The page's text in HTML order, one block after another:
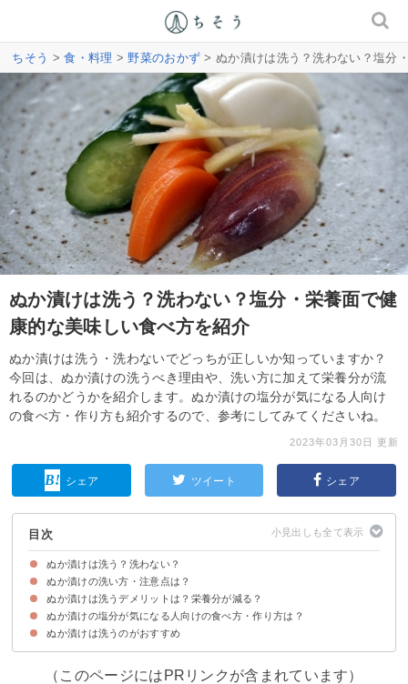
ちそう >食・料理 >野菜のおかず > ぬか漬けは洗う？洗わない？塩分
ぬか漬けは洗う？洗わない？塩分・栄養面で健
康的な美味しい食べ方を紹介
ぬか漬けは洗う・洗わないでどっちが正しいか知っていますか？
今回は、ぬか漬けの洗うべき理由や、洗い方に加えて栄養分が流
れるのかどうかを紹介します。ぬか漬けの塩分が気になる人向け
の食べ方・作り方も紹介するので、参考にしてみてくださいね。
2023年03月30日 更新
シェア ツイート シェア
目次
ぬか漬けは洗う？洗わない？
ぬか漬けは洗うのがおすすめ
ぬかを洗わないと塩分の過剰摂取になる可能性がある
ぬか漬けの洗い方・注意点は？
ぬか漬けの洗い方・取り方
ぬかが排水溝に詰まることがあるので注意
ぬか漬けは洗うデメリットは？栄養分が減る？
ぬか漬けは栄養が染み込んでいるから流れない
ぬか漬けの塩分が気になる人向けの食べ方・作り方は？
①ぬか漬けの洗う際に絞る
②野菜を切らずにそのまま漬ける
③水分の多い野菜を使う
ぬか漬けは洗うのがおすすめ
（このページにはPRリンクが含まれています）